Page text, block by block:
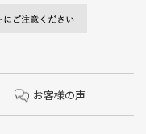
お客様の声